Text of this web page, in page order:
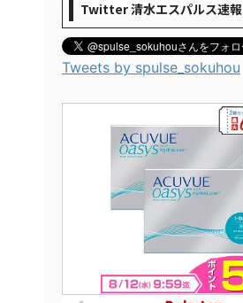
Twitter 清水エスパルス速報
Tweets by spulse_sokuhou